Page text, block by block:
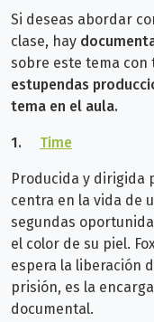
Si deseas abordar
clase, hay
sobre este tema con
estupendas
tema en el aula.
1. Time
Producida y dirigida
centra en la vida de
segundas
el color de su piel.
espera la liberación
prisión, es la
documental.